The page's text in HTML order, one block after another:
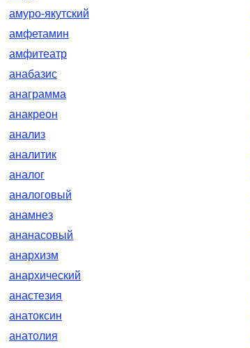
амуро-якутский
амфетамин
амфитеатр
анабазис
анаграмма
анакреон
анализ
аналитик
аналог
аналоговый
анамнез
ананасовый
анархизм
анархический
анастезия
анатоксин
анатолия